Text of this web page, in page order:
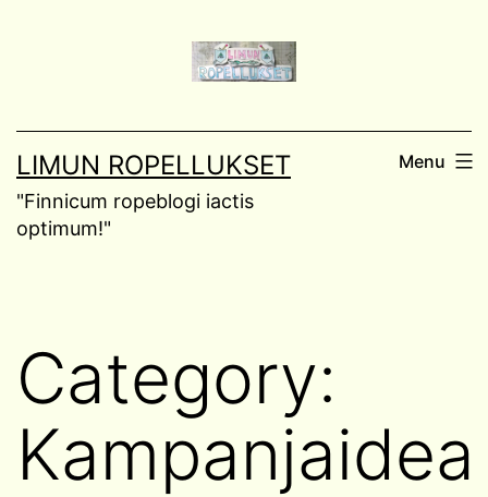
LIMUN ROPELLUKSET
"Finnicum ropeblogi iactis
optimum!"
Menu
Category:
Kampanjaidea